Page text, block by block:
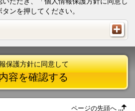
ンを押してください。
保護方針に同意して
容を確認する
ページの先頭へ